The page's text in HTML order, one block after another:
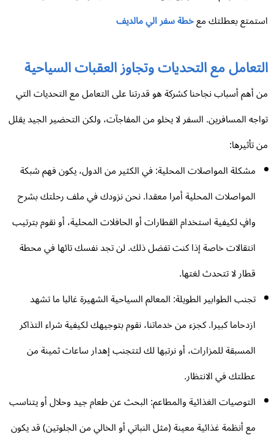
بعطلتك معخطة سفر الي مالديف
مع التحديات وتجاوز العقبات السياحية
أهم أسباب نجاحنا كشركة هو قدرتنا على التعامل مع التحديات التي
المسافرين. السفر لا يخلو من المفاجآت، ولكن التحضير الجيد يقلل
تأثيرها:
مشكلة المواصلات المحلية: في الكثير من الدول، يكون فهم شبكة
المواصلات المحلية أمرا معقدا. نحن نزودك في ملف رحلتك بشرح
وافٍ لكيفية استخدام القطارات أو الحافلات المحلية، أو نقوم بترتيب
انتقالات خاصة إذا كنت تفضل ذلك. لن تجد نفسك تائها في محطة
قطار لا تتحدث لغتها.
تجنب الطوابير الطويلة: المعالم السياحية الشهيرة غالبا ما تشهد
ازدحاما كبيرا. كجزء من خدماتنا، نقوم بتوجيهك لكيفية شراء التذاكر
المسبقة للمزارات، أو نرتبها لك لتتجنب إهدار ساعات ثمينة من
عطلتك في الانتظار.
التوصيات الغذائية والمطاعم: البحث عن طعام جيد وحلال أو يتناسب
مع أنظمة غذائية معينة (مثل النباتي أو الخالي من الجلوتين) قد يكون